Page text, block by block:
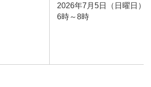
2026年7月5日（日曜日）
6時～8時